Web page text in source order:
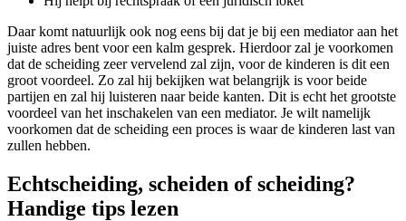
Daar komt natuurlijk ook nog eens bij dat je bij een mediator aan het
juiste adres bent voor een kalm gesprek. Hierdoor zal je voorkomen
dat de scheiding zeer vervelend zal zijn, voor de kinderen is dit een
groot voordeel. Zo zal hij bekijken wat belangrijk is voor beide
partijen en zal hij luisteren naar beide kanten. Dit is echt het grootste
voordeel van het inschakelen van een mediator. Je wilt namelijk
voorkomen dat de scheiding een proces is waar de kinderen last van
zullen hebben.
Echtscheiding, scheiden of scheiding?
Handige tips lezen